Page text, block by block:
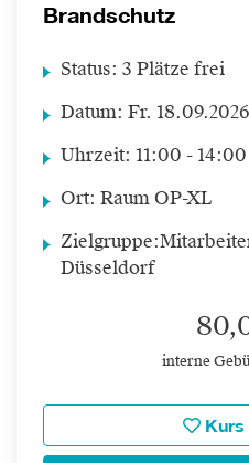
Brandschutz
Status: 3 Plätze frei
Datum: Fr. 18.09.2026
Uhrzeit: 11:00 -
Ort: Raum OP-XL
Zielgruppe:
Düsseldorf
interne
Kurs